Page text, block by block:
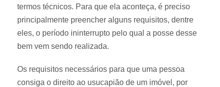
termos técnicos. Para que ela aconteça, é preciso
principalmente preencher alguns requisitos, dentre
eles, o período ininterrupto pelo qual a posse desse
bem vem sendo realizada.
Os requisitos necessários para que uma pessoa
consiga o direito ao usucapião de um imóvel, por